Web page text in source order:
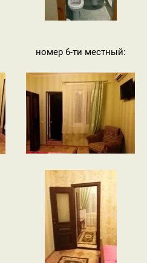
номер 6-ти местный: